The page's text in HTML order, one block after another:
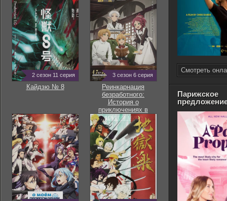
Смотреть
Парижское
2 сезон 11 серия
Кайдзю № 8
3 сезон 6 серия
Реинкарнация
безработного:
История о
приключениях в
другом мире